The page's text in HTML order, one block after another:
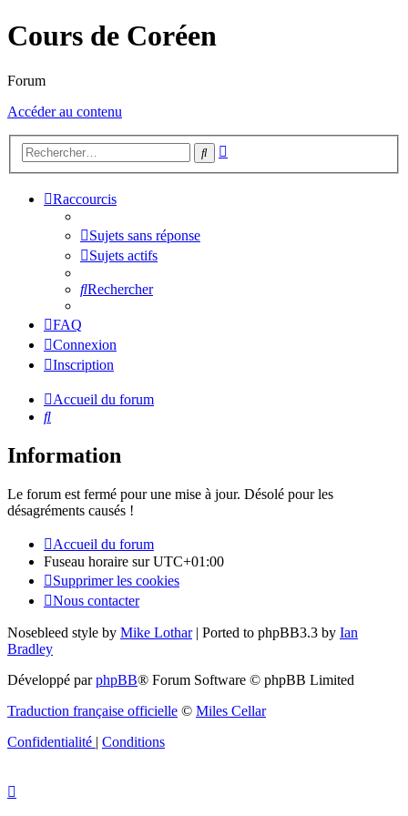
Cours de Coréen
Forum
Accéder au contenu
Rechercher
Raccourcis
Sujets sans réponse
Sujets actifs
Rechercher
FAQ
Connexion
Inscription
Accueil du forum
Rechercher
Information
Le forum est fermé pour une mise à jour. Désolé pour les
désagréments causés !
Accueil du forum
Fuseau horaire surUTC+01:00
Supprimer les cookies
Nous contacter
Nosebleed style by Mike Lothar| Ported to phpBB3.3 by Ian
Bradley
Développé parphpBB® Forum Software © phpBB Limited
Traduction française officielle © Miles Cellar
Confidentialité | Conditions